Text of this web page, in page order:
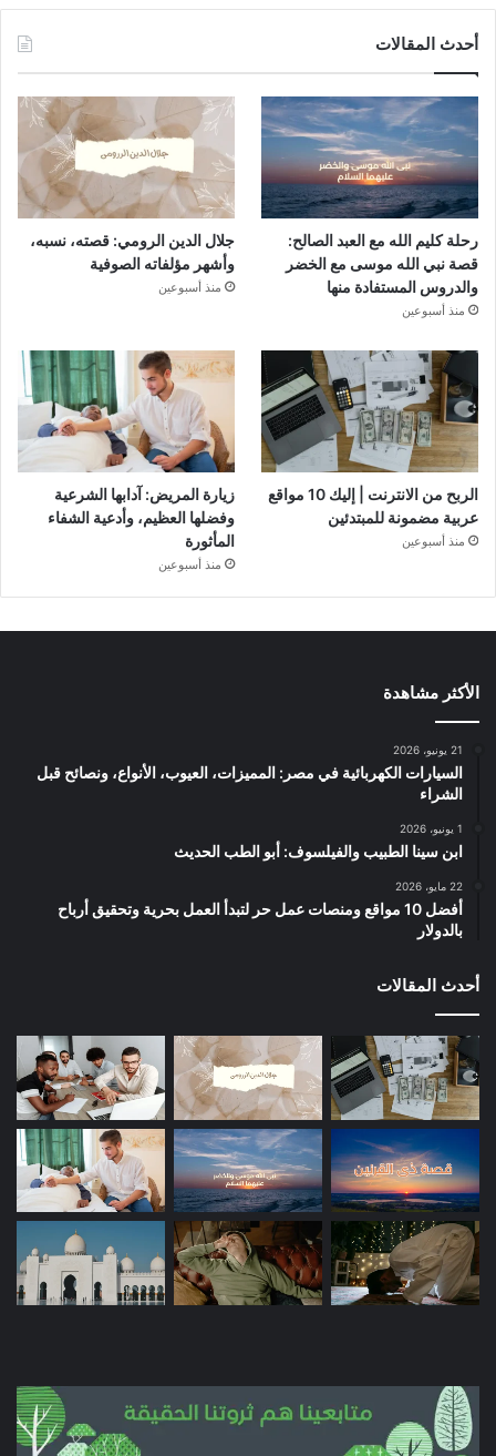
أحدث المقالات
رحلة كليم الله مع العبد الصالح:
قصة نبي الله موسى مع الخضر
والدروس المستفادة منها
منذ أسبوعين
جلال الدين الرومي: قصته، نسبه،
وأشهر مؤلفاته الصوفية
منذ أسبوعين
الربح من الانترنت | إليك 10 مواقع
عربية مضمونة للمبتدئين
منذ أسبوعين
زيارة المريض: آدابها الشرعية
وفضلها العظيم، وأدعية الشفاء
المأثورة
منذ أسبوعين
الأكثر مشاهدة
21 يونيو، 2026
السيارات الكهربائية في مصر: المميزات، العيوب، الأنواع، ونصائح قبل
الشراء
1 يونيو، 2026
ابن سينا الطبيب والفيلسوف: أبو الطب الحديث
22 مايو، 2026
أفضل 10 مواقع ومنصات عمل حر لتبدأ العمل بحرية وتحقيق أرباح
بالدولار
أحدث المقالات